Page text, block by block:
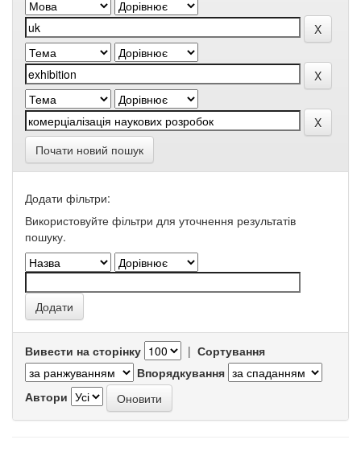
Почати новий пошук
Додати фільтри:
Використовуйте фільтри для уточнення результатів
пошуку.
Вивести на сторінку | Сортування
Впорядкування
Автори